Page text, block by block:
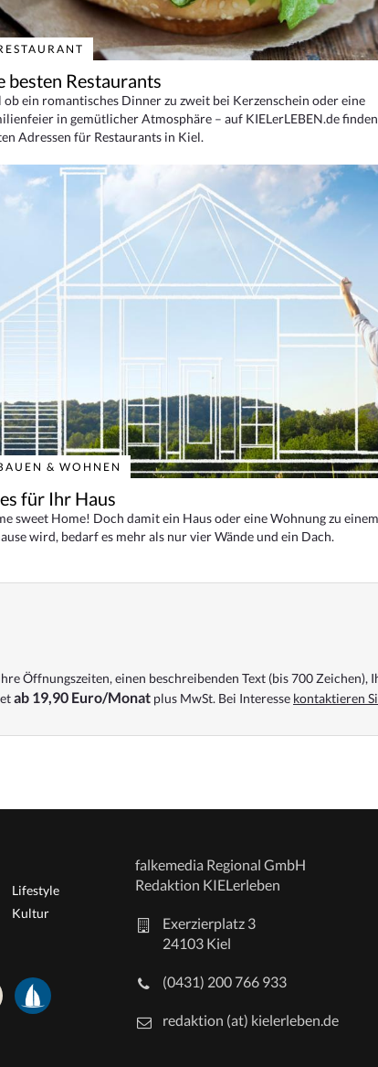
besten Restaurants
ob ein romantisches Dinner zu zweit bei Kerzenschein oder eine
in gemütlicher Atmosphäre – auf KIELerLEBEN.de
Adressen für Restaurants in Kiel.
& WOHNEN
für Ihr Haus
sweet Home! Doch damit ein Haus oder eine Wohnung zu
wird, bedarf es mehr als nur vier Wände und ein Dach.
Öffnungszeiten, einen beschreibenden Text (bis 700 Zeichen),
ab 19,90 Euro/Monat plus MwSt. Bei Interesse kontaktieren
Lifestyle
Kultur
falkemedia Regional GmbH
Redaktion KIELerleben
Exerzierplatz 3
24103 Kiel
(0431) 200 766 933
redaktion (at) kielerleben.de